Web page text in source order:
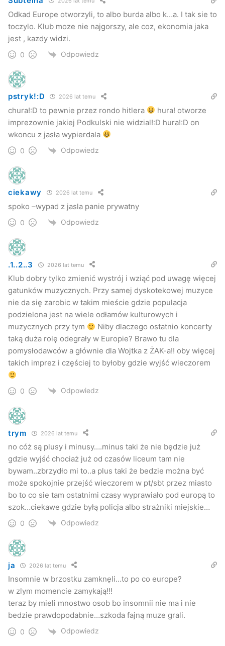
Odkad Europe otworzyli, to albo burda albo k…a. I tak sie to
toczylo. Klub moze nie najgorszy, ale coz, ekonomia jaka
jest , kazdy widzi.
0 Odpowiedz
pstryk!:D 2026 lat temu
chura!:D to pewnie przez rondo hitlera
hura! otworze
imprezownie jakiej Podkulski nie widzial!:D hura!:D on
wkoncu z jasła wypierdala
0 Odpowiedz
ciekawy 2026 lat temu
spoko –wypad z jasla panie prywatny
0 Odpowiedz
.1..2..3 2026 lat temu
Klub dobry tylko zmienić wystrój i wziąć pod uwagę więcej
gatunków muzycznych. Przy samej dyskotekowej muzyce
nie da się zarobic w takim mieście gdzie populacja
podzielona jest na wiele odłamów kulturowych i
muzycznych przy tym
Niby dlaczego ostatnio koncerty
taką duża rolę odegrały w Europie? Brawo tu dla
pomysłodawców a głównie dla Wojtka z ŻAK-a!! oby więcej
takich imprez i częściej to byłoby gdzie wyjść wieczorem
0 Odpowiedz
trym 2026 lat temu
no cóż są plusy i minusy….minus taki że nie będzie już
gdzie wyjść chociaż już od czasów liceum tam nie
bywam..zbrzydło mi to..a plus taki że bedzie można być
może spokojnie przejść wieczorem w pt/sbt przez miasto
bo to co sie tam ostatnimi czasy wyprawiało pod europą to
szok…ciekawe gdzie byłą policja albo strażniki miejskie…
0 Odpowiedz
ja 2026 lat temu
Insomnie w brzostku zamknęli…to po co europe?
w zlym momencie zamykają!!!
teraz by mieli mnostwo osob bo insomnii nie ma i nie
bedzie prawdopodabnie…szkoda fajną muze grali.
0 Odpowiedz